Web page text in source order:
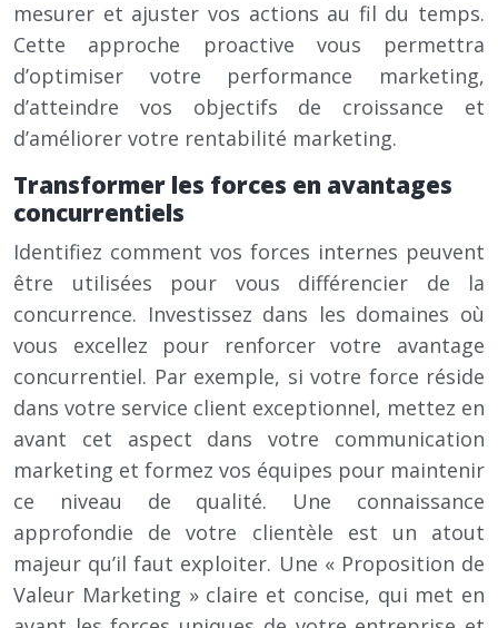
mesurer et ajuster vos actions au fil du temps.
Cette approche proactive vous permettra
d’optimiser votre performance marketing,
d’atteindre vos objectifs de croissance et
d’améliorer votre rentabilité marketing.
Transformer les forces en avantages
concurrentiels
Identifiez comment vos forces internes peuvent
être utilisées pour vous différencier de la
concurrence. Investissez dans les domaines où
vous excellez pour renforcer votre avantage
concurrentiel. Par exemple, si votre force réside
dans votre service client exceptionnel, mettez en
avant cet aspect dans votre communication
marketing et formez vos équipes pour maintenir
ce niveau de qualité. Une connaissance
approfondie de votre clientèle est un atout
majeur qu’il faut exploiter. Une « Proposition de
Valeur Marketing » claire et concise, qui met en